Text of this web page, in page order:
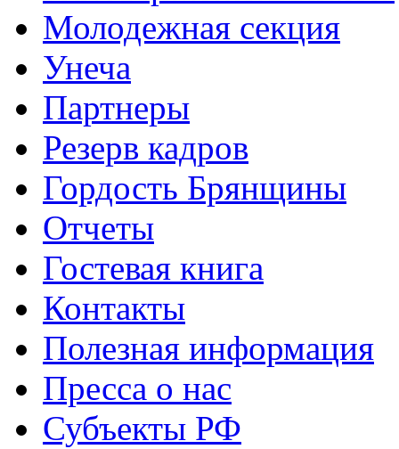
Молодежная секция
Унеча
Партнеры
Резерв кадров
Гордость Брянщины
Отчеты
Гостевая книга
Контакты
Полезная информация
Пресса о нас
Субъекты РФ